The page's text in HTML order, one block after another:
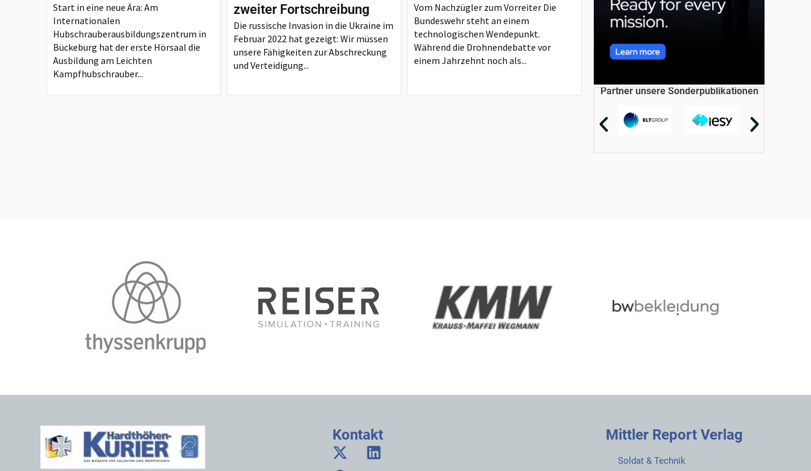
Start in eine neue Ära: Am
Internationalen
Hubschrauberausbildungszentrum in
Bückeburg hat der erste Hörsaal die
Ausbildung am Leichten
Kampfhubschrauber...
zweiter Fortschreibung
Die russische Invasion in die Ukraine im
Februar 2022 hat gezeigt: Wir müssen
unsere Fähigkeiten zur Abschreckung
und Verteidigung...
Vom Nachzügler zum Vorreiter Die
Bundeswehr steht an einem
technologischen Wendepunkt.
Während die Drohnendebatte vor
einem Jahrzehnt noch als...
Partner unsere Sonderpublikationen
Kontakt Mittler Report Verlag
Soldat & Technik